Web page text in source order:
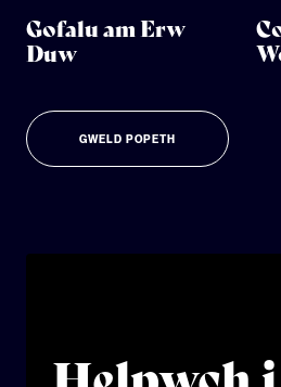
Gofalu am Erw
Duw
GWELD POPETH